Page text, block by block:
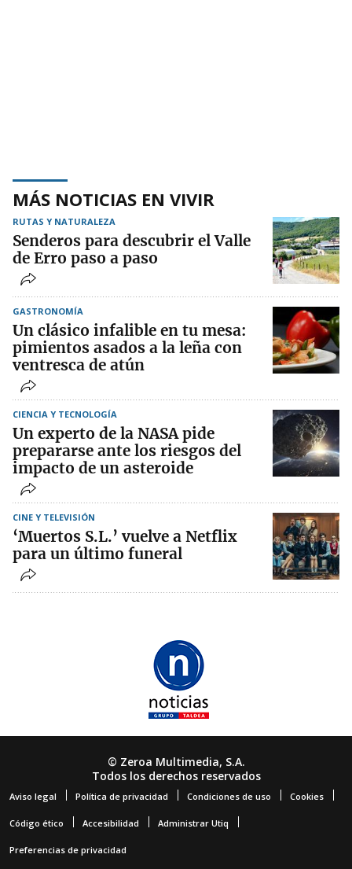
MÁS NOTICIAS EN VIVIR
RUTAS Y NATURALEZA
Senderos para descubrir el Valle
de Erro paso a paso
GASTRONOMÍA
Un clásico infalible en tu mesa:
pimientos asados a la leña con
ventresca de atún
CIENCIA Y TECNOLOGÍA
Un experto de la NASA pide
prepararse ante los riesgos del
impacto de un asteroide
CINE Y TELEVISIÓN
‘Muertos S.L.’ vuelve a Netflix
para un último funeral
© Zeroa Multimedia, S.A.
Todos los derechos reservados
Aviso legal Política de privacidad Condiciones de uso Cookies
Código ético Accesibilidad Administrar Utiq
Preferencias de privacidad